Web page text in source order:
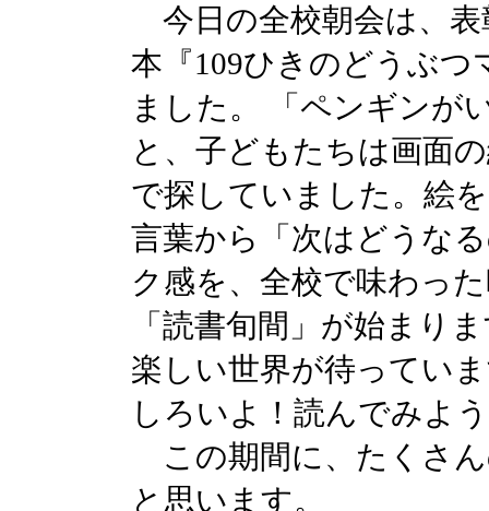
今日の全校朝会は、表
本『109ひきのどうぶ
ました。 「ペンギンが
と、子どもたちは画面
で探していました。絵
言葉から「次はどうな
ク感を、全校で味わっ
「読書旬間」が始まり
楽しい世界が待ってい
しろいよ！読んでみよ
この期間に、たくさ
と思います。